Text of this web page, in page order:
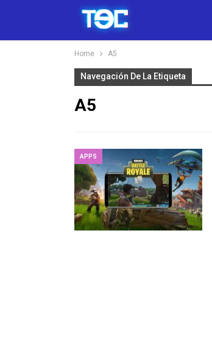
Home A5
Navegación De La Etiqueta
A5
APPS